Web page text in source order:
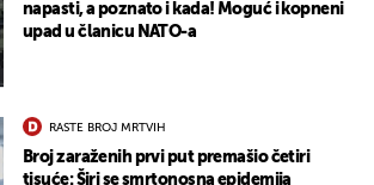
napasti, a poznato i kada! Moguć i kopneni
upad u članicu NATO-a
RASTE BROJ MRTVIH
Broj zaraženih prvi put premašio četiri
tisuće: Širi se smrtonosna epidemija